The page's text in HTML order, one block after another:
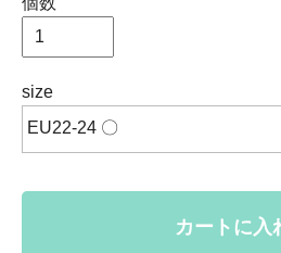
size
カートに入